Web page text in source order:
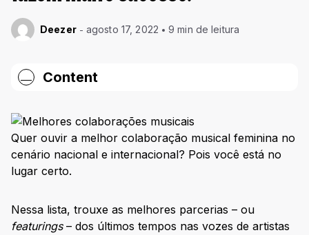
Deezer agosto 17, 2022 9 min de leitura
Content
Luísa Sonza + Ludmilla – “Café da manhã ;P”
Marília Mendonça + Maiara & Maraisa – “Festa das Patroas
35%”
Pabllo Vittar + POCAH – “Bandida”
Ludmilla + Gloria Groove – “Modo Avião (Lud Session)”
Quer ouvir a melhor colaboração musical feminina no
cenário nacional e internacional? Pois você está no
lugar certo.
Nessa lista, trouxe as melhores parcerias – ou
featurings– dos últimos tempos nas vozes de artistas